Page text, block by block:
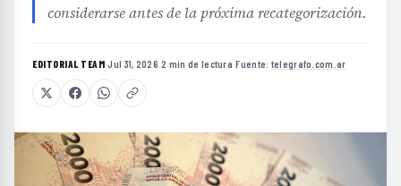
considerarse antes de la próxima recategorización.
EDITORIAL TEAM·Jul 31, 2026·2 min de lectura·Fuente: telegrafo.com.ar